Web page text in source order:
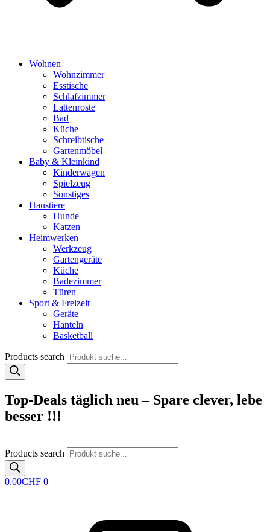
Wohnen
Wohnzimmer
Esstische
Schlafzimmer
Lattenroste
Bad
Küche
Schreibtische
Gartenmöbel
Baby & Kleinkind
Kinderwagen
Spielzeug
Sonstiges
Haustiere
Hunde
Katzen
Heimwerken
Werkzeug
Gartengeräte
Küche
Badezimmer
Türen
Sport & Freizeit
Geräte
Hanteln
Basketball
Products search
Top-Deals täglich neu – Spare clever, lebe
besser !!!
Products search
0.00CHF 0